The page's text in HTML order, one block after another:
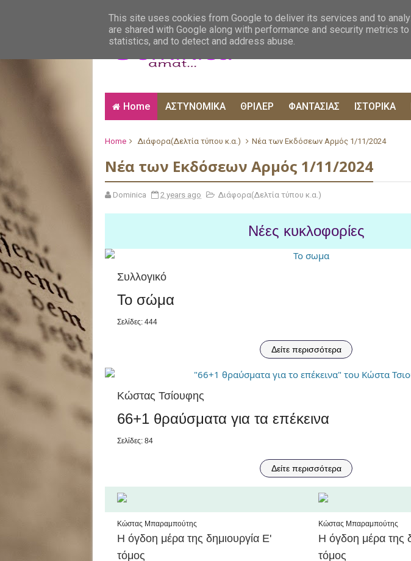
Home ΑΣΤΥΝΟΜΙΚΑ ΘΡΙΛΕΡ ΦΑΝΤΑΣΙΑΣ ΙΣΤΟΡΙΚΑ
Home Διάφορα(Δελτία τύπου κ.α.) Νέα των Εκδόσεων Αρμός 1/11/2024
Νέα των Εκδόσεων Αρμός 1/11/2024
Dominica 2 years ago Διάφορα(Δελτία τύπου κ.α.)
Νέες κυκλοφορίες
Συλλογικό
Το σώμα
Σελίδες: 444
Δείτε περισσότερα
Κώστας Τσίουφης
66+1 θραύσματα για τα επέκεινα
Σελίδες: 84
Δείτε περισσότερα
Κώστας Μπαραμπούτης
Η όγδοη μέρα της δημιουργία Ε'
τόμος
Κώστας Μπαραμπούτης
Η όγδοη μέρα της
τόμος
This site uses cookies from Google to deliver its services and to
are shared with Google along with performance and security metrics
statistics, and to detect and address abuse.